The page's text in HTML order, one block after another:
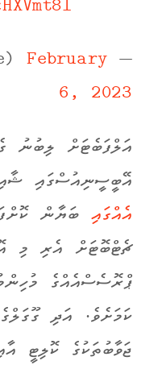
— Google (@Google)
February
6, 2023
އަލްފަބެޓަށް ލިބުނު
އޭބީސީނިއުސްގައި
އެއްގައި ބަޔާން
ޗެޓްބޮޓަށް އެރި މި
ޕްރޮސެސްއެއްގެ
ކަމަށެވެ. އަދި
ޖަވާބުތަކުގެ ކޮލިޓީ